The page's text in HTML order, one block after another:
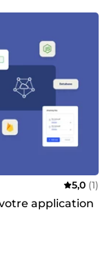
5,0 (1)
application